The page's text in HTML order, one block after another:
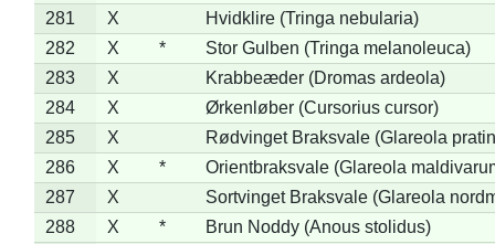
281
X
Hvidklire (Tringa nebularia)
282
X *
Stor Gulben (Tringa melanoleuca)
283
X
Krabbeæder (Dromas ardeola)
284
X
Ørkenløber (Cursorius cursor)
285
X
Rødvinget Braksvale (Glareola
286
X *
Orientbraksvale (Glareola
287
X
Sortvinget Braksvale (Glareola
288
X *
Brun Noddy (Anous stolidus)